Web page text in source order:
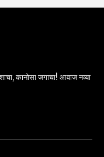
कानोसा जगाचा! आवाज नव्या